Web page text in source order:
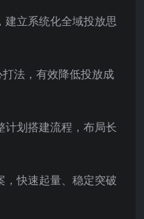
建立系统化全域投放思
法，有效降低投放成
计划搭建流程，布局长
，快速起量、稳定突破